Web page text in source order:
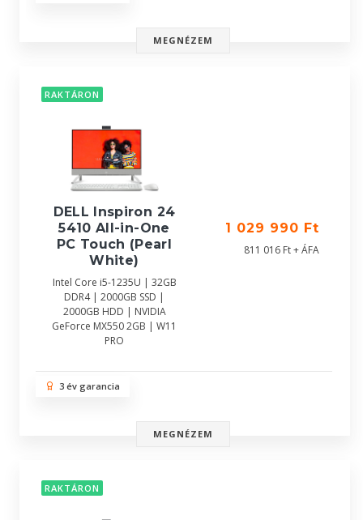
MEGNÉZEM
RAKTÁRON
DELL Inspiron 24
5410 All-in-One
PC Touch (Pearl
White)
Intel Core i5-1235U | 32GB
DDR4 | 2000GB SSD |
2000GB HDD | NVIDIA
GeForce MX550 2GB | W11
PRO
1 029 990 Ft
811 016 Ft + ÁFA
3 év garancia
MEGNÉZEM
RAKTÁRON